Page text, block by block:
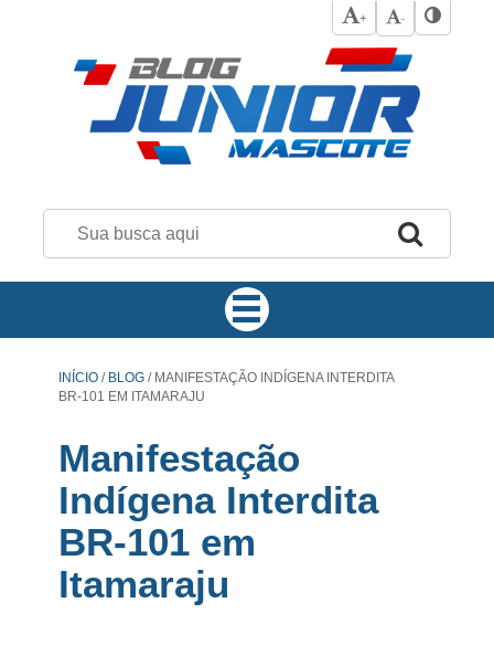
+ -
INÍCIO / BLOG /MANIFESTAÇÃO INDÍGENA INTERDITA
BR-101 EM ITAMARAJU
Manifestação
Indígena Interdita
BR-101 em
Itamaraju